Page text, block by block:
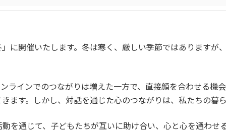
に開催いたします。冬は寒く、厳しい季節ではありますが
ラインでのつながりは増えた一方で、直接顔を合わせる機
ます。しかし、対話を通じた心のつながりは、私たちの暮
を通じて、子どもたちが互いに助け合い、心と心を通わせ